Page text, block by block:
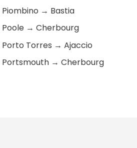
Piombino → Bastia
Poole → Cherbourg
Porto Torres → Ajaccio
Portsmouth → Cherbourg